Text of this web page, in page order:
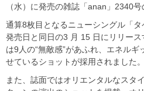
（水）に発売の雑誌「anan」2340
通算8枚目となるニューシングル「
発売日と同日の3 月 15 日にリリー
は9人の“無敵感”があふれ、エネル
せているショットが採用されました。
また、誌面ではオリエンタルなスタ